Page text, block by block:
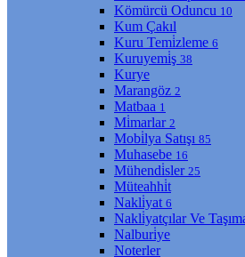
Kömürcü Oduncu 10
Kum Çakıl
Kuru Temi̇zleme 6
Kuruyemi̇ş 38
Kurye
Marangöz 2
Matbaa 1
Mi̇marlar 2
Mobi̇lya Satışı 85
Muhasebe 16
Mühendi̇sler 25
Müteahhi̇t
Nakli̇yat 6
Nakli̇yatçılar Ve
Nalburi̇ye
Noterler